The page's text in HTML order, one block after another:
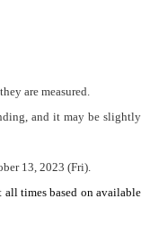
are measured.
and it may be slightly
13, 2023 (Fri).
times based on available